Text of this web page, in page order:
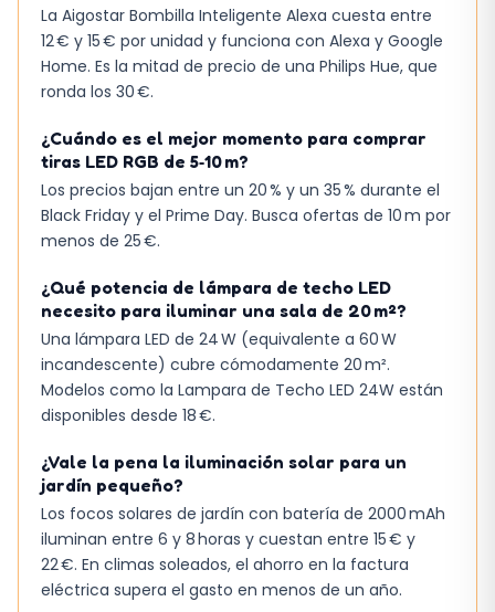
La Aigostar Bombilla Inteligente Alexa cuesta entre
12 € y 15 € por unidad y funciona con Alexa y Google
Home. Es la mitad de precio de una Philips Hue, que
ronda los 30 €.
¿Cuándo es el mejor momento para comprar
tiras LED RGB de 5‑10 m?
Los precios bajan entre un 20 % y un 35 % durante el
Black Friday y el Prime Day. Busca ofertas de 10 m por
menos de 25 €.
¿Qué potencia de lámpara de techo LED
necesito para iluminar una sala de 20 m²?
Una lámpara LED de 24 W (equivalente a 60 W
incandescente) cubre cómodamente 20 m².
Modelos como la Lampara de Techo LED 24W están
disponibles desde 18 €.
¿Vale la pena la iluminación solar para un
jardín pequeño?
Los focos solares de jardín con batería de 2000 mAh
iluminan entre 6 y 8 horas y cuestan entre 15 € y
22 €. En climas soleados, el ahorro en la factura
eléctrica supera el gasto en menos de un año.